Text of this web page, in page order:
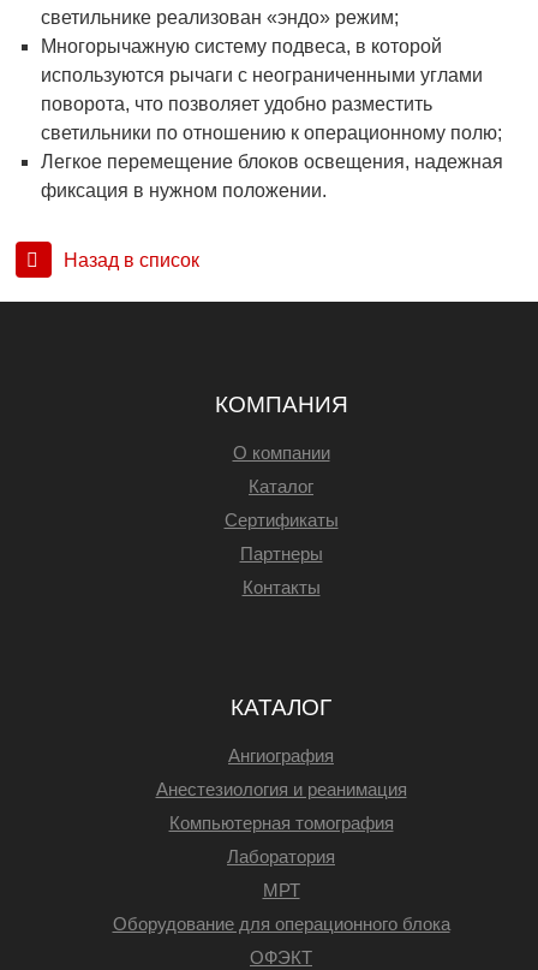
светильнике реализован «эндо» режим;
Многорычажную систему подвеса, в которой
используются рычаги с неограниченными углами
поворота, что позволяет удобно разместить
светильники по отношению к операционному полю;
Легкое перемещение блоков освещения, надежная
фиксация в нужном положении.
Назад в список
КОМПАНИЯ
О компании
Каталог
Сертификаты
Партнеры
Контакты
КАТАЛОГ
Ангиография
Анестезиология и реанимация
Компьютерная томография
Лаборатория
МРТ
Оборудование для операционного блока
ОФЭКТ